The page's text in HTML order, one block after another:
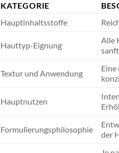
KATEGORIE
Hauptinhaltsstoffe
Hauttyp-Eignung
Alle
Textur und Anwendung
Hauptnutzen
Formulierungsphilosophie
der